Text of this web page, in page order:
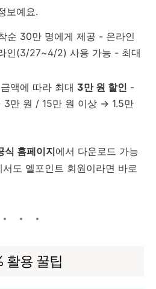
보예요.
순 30만 명에게 제공 - 온라인
인(3/27~4/2) 사용 가능 - 최대
액에 따라 최대 3만 원 할인 -
만 원 / 15만 원 이상 → 1.5만
식 홈페이지에서 다운로드 가능
도 엘포인트 회원이라면 바로
활용 꿀팁